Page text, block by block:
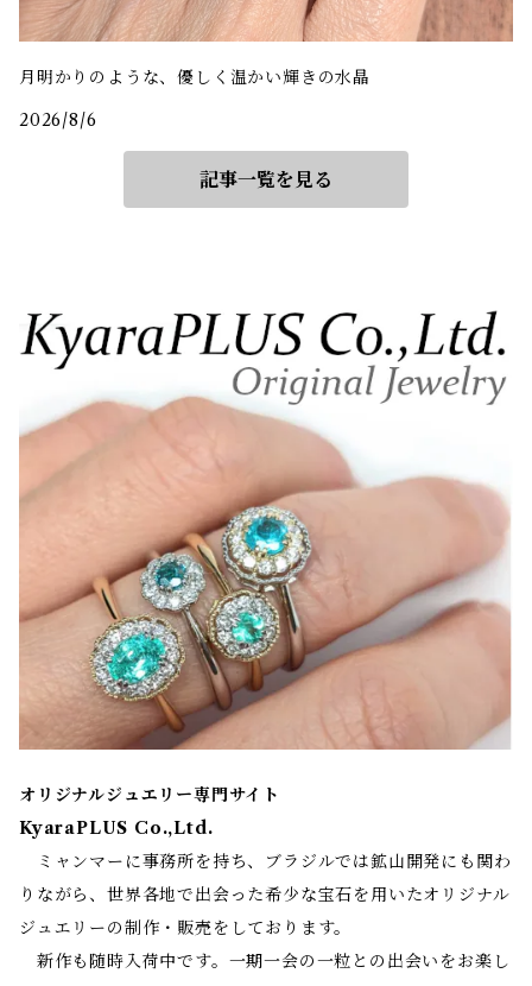
月明かりのような、優しく温かい輝きの水晶
2026/8/6
記事一覧を見る
オリジナルジュエリー専門サイト
KyaraPLUS Co.,Ltd.
ミャンマーに事務所を持ち、ブラジルでは鉱山開発にも関わ
りながら、世界各地で出会った希少な宝石を用いたオリジナル
ジュエリーの制作・販売をしております。
新作も随時入荷中です。一期一会の一粒との出会いをお楽し